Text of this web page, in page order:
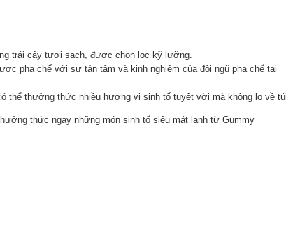
trái cây tươi sạch, được chọn lọc kỹ lưỡng.
pha chế với sự tận tâm và kinh nghiệm của đội ngũ pha chế tại
thể thưởng thức nhiều hương vị sinh tố tuyệt vời mà không lo về
thức ngay những món sinh tố siêu mát lạnh từ Gummy